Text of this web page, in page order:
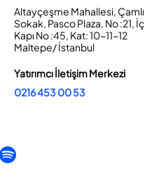
Altayçeşme Mahallesi, Çamlı
Sokak, Pasco Plaza, No :21, İç
Kapı No :45, Kat: 10-11-12
Maltepe/ İstanbul
Yatırımcı İletişim Merkezi
0216 453 00 53